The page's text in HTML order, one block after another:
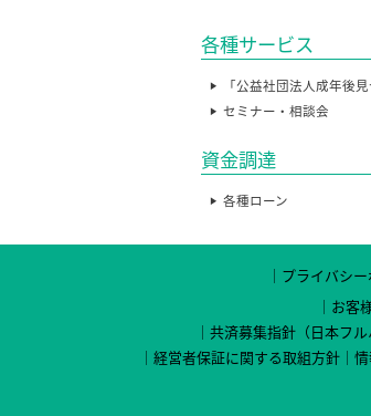
各種サービス
「公益社団法人成年後
セミナー・相談会
資金調達
各種ローン
プライバシ
お客
共済募集指針（日本フル
経営者保証に関する取組方針